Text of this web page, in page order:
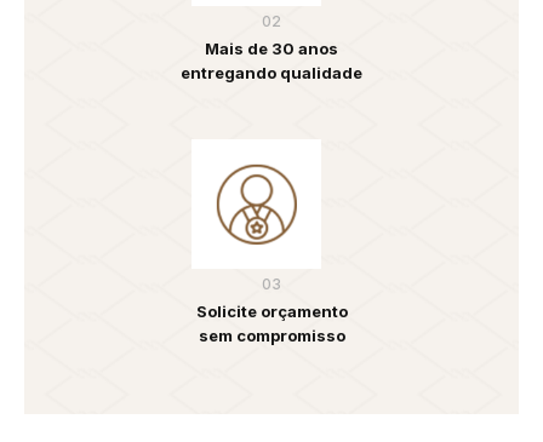
02
Mais de 30 anos
entregando qualidade
03
Solicite orçamento
sem compromisso